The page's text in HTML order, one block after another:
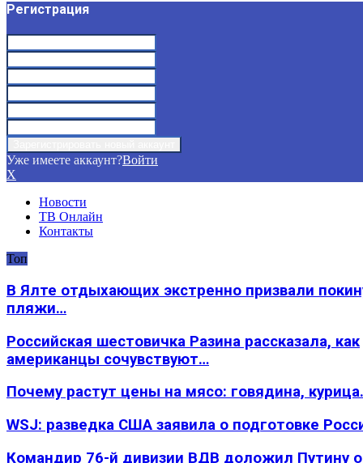
Регистрация
Уже имеете аккаунт?Войти
X
Новости
ТВ Онлайн
Контакты
Топ
В Ялте отдыхающих экстренно призвали
пляжи…
Российская шестовичка Разина рассказала, как
американцы сочувствуют…
Почему растут цены на мясо: говядина,
WSJ: разведка США заявила о подготовке
Командир 76-й дивизии ВДВ доложил Путину